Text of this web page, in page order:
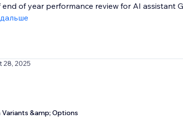
end of year performance review for AI assistant
28, 2025
&amp; Options